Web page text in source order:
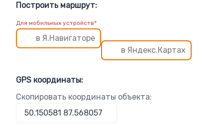
Построить маршрут:
Для мобильных устройств*
в Я.Навигаторе
в Яндекс.Картах
GPS координаты:
Скопировать координаты объекта: